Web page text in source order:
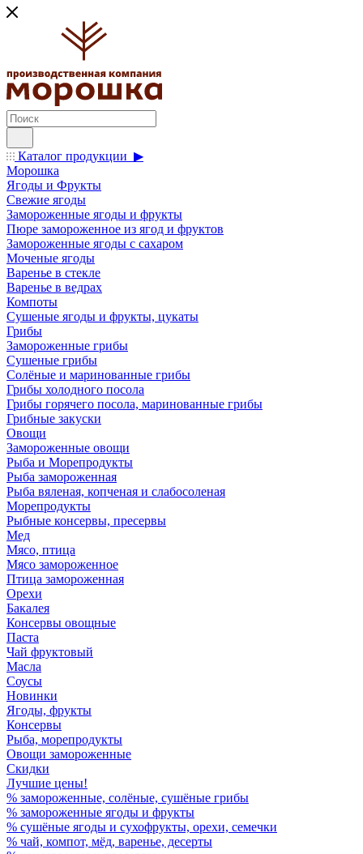
Каталог продукции ▶
Морошка
Ягоды и Фрукты
Свежие ягоды
Замороженные ягоды и фрукты
Пюре замороженное из ягод и фруктов
Замороженные ягоды с сахаром
Моченые ягоды
Варенье в стекле
Варенье в ведрах
Компоты
Сушеные ягоды и фрукты, цукаты
Грибы
Замороженные грибы
Сушеные грибы
Солёные и маринованные грибы
Грибы холодного посола
Грибы горячего посола, маринованные грибы
Грибные закуски
Овощи
Замороженные овощи
Рыба и Морепродукты
Рыба замороженная
Рыба вяленая, копченая и слабосоленая
Морепродукты
Рыбные консервы, пресервы
Мед
Мясо, птица
Мясо замороженное
Птица замороженная
Орехи
Бакалея
Консервы овощные
Паста
Чай фруктовый
Масла
Соусы
Новинки
Ягоды, фрукты
Консервы
Рыба, морепродукты
Овощи замороженные
Скидки
Лучшие цены!
% замороженные, солёные, сушёные грибы
% замороженные ягоды и фрукты
% сушёные ягоды и сухофрукты, орехи, семечки
% чай, компот, мёд, варенье, десерты